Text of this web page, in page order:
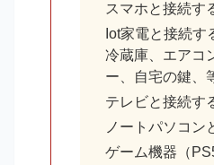
スマホと接続す
Iot家電と接続す
冷蔵庫、エアコ
ー、自宅の鍵、
テレビと接続す
ノートパソコン
ゲーム機器（